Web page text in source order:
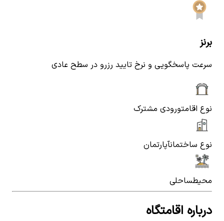
برنز
سرعت پاسخگویی و نرخ تایید رزرو در سطح عادی
نوع اقامتورودی مشترک
نوع ساختمانآپارتمان
محیطساحلی
درباره اقامتگاه